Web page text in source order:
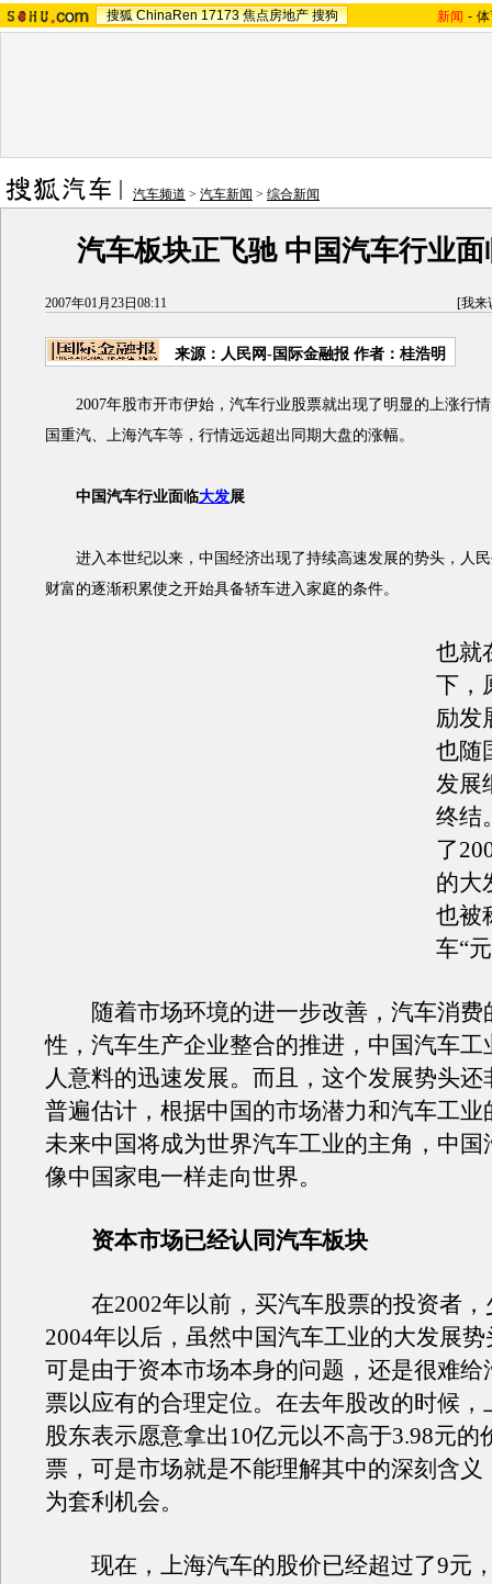
搜狐 ChinaRen 17173 焦点房地产 搜狗 新闻 -
汽车频道 > 汽车新闻 > 综合新闻
汽车板块正飞驰 中国汽车行业
2007年01月23日08:11 [我来
来源：人民网-国际金融报 作者：桂浩明
2007年股市开市伊始，汽车行业股票就出现了明显的上涨行
国重汽、上海汽车等，行情远远超出同期大盘的涨幅。
中国汽车行业面临大发展
进入本世纪以来，中国经济出现了持续高速发展的势头，人民
财富的逐渐积累使之开始具备轿车进入家庭的条件。
也就
下，
励发
也随
发展
终结
了
的大
也被
车“
随着市场环境的进一步改善，汽车消费
性，汽车生产企业整合的推进，中国汽车工
人意料的迅速发展。而且，这个发展势头还
普遍估计，根据中国的市场潜力和汽车工业
未来中国将成为世界汽车工业的主角，中国
像中国家电一样走向世界。
资本市场已经认同汽车板块
在2002年以前，买汽车股票的投资者，
2004年以后，虽然中国汽车工业的大发展
可是由于资本市场本身的问题，还是很难给
票以应有的合理定位。在去年股改的时候，
股东表示愿意拿出10亿元以不高于3.98元的
票，可是市场就是不能理解其中的深刻含义
为套利机会。
现在，上海汽车的股价已经超过了9元